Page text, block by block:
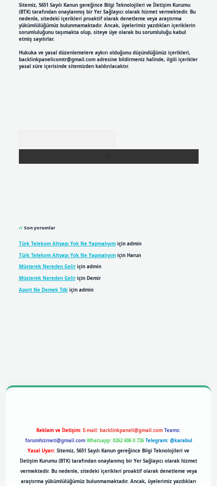
Sitemiz, 5651 Sayılı Kanun gereğince Bilgi Teknolojileri ve İletişim Kurumu
(BTK) tarafından onaylanmış bir Yer Sağlayıcı olarak hizmet vermektedir. Bu
nedenle, sitedeki içerikleri proaktif olarak denetleme veya araştırma
yükümlülüğümüz bulunmamaktadır. Ancak, üyelerimiz yazdıkları içeriklerin
sorumluluğunu taşımakta olup, siteye üye olarak bu sorumluluğu kabul
etmiş sayılırlar.
Hukuka ve yasal düzenlemelere aykırı olduğunu düşündüğünüz içerikleri,
backlinkpanelicomtr@gmail.comadresine bildirmeniz halinde, ilgili içerikler
yasal süre içerisinde sitemizden kaldırılacaktır.
Son yorumlar
Türk Telekom Altyapı Yok Ne Yapmalıyımiçin admin
Türk Telekom Altyapı Yok Ne Yapmalıyımiçin Harun
Müşterek Nereden Geliriçin admin
Müşterek Nereden Geliriçin Demir
Aport Ne Demek Tdkiçin admin
Reklam ve İletişim: E-mail: backlinkpaneli@gmail.com Teams:
forumhizmeti@gmail.com Whatsapp: 0262 606 0 726 Telegram: @karabul
Yasal Uyarı: Sitemiz, 5651 Sayılı Kanun gereğince Bilgi Teknolojileri ve
İletişim Kurumu (BTK) tarafından onaylanmış bir Yer Sağlayıcı olarak hizmet
vermektedir. Bu nedenle, sitedeki içerikleri proaktif olarak denetleme veya
araştırma yükümlülüğümüz bulunmamaktadır. Ancak, üyelerimiz yazdıkları